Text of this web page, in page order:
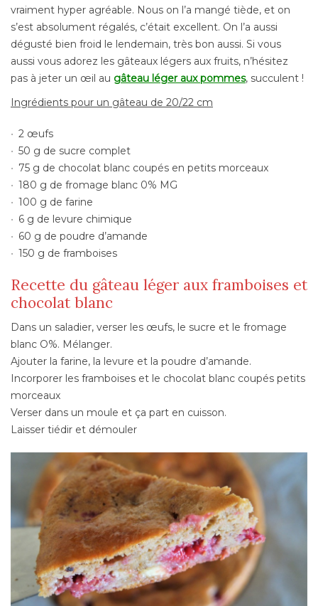
vraiment hyper agréable. Nous on l’a mangé tiède, et on
s’est absolument régalés, c’était excellent. On l’a aussi
dégusté bien froid le lendemain, très bon aussi. Si vous
aussi vous adorez les gâteaux légers aux fruits, n’hésitez
pas à jeter un œil au gâteau léger aux pommes, succulent !
Ingrédients pour un gâteau de 20/22 cm
2 œufs
50 g de sucre complet
75 g de chocolat blanc coupés en petits morceaux
180 g de fromage blanc 0% MG
100 g de farine
6 g de levure chimique
60 g de poudre d’amande
150 g de framboises
Recette du gâteau léger aux framboises et
chocolat blanc
Dans un saladier, verser les œufs, le sucre et le fromage
blanc O%. Mélanger.
Ajouter la farine, la levure et la poudre d’amande.
Incorporer les framboises et le chocolat blanc coupés petits
morceaux
Verser dans un moule et ça part en cuisson.
Laisser tiédir et démouler